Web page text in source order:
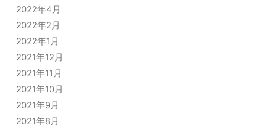
2022年4月
2022年2月
2022年1月
2021年12月
2021年11月
2021年10月
2021年9月
2021年8月